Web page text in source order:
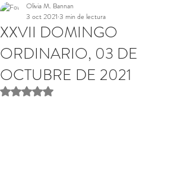
XXVII DOMINGO
ORDINARIO, 03 DE
OCTUBRE DE 2021
Olivia M. Bannan
3 oct 2021 3 min de lectura
Obtuvo NaN de 5 estrellas.